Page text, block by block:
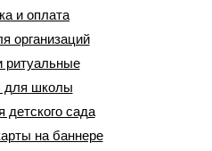
и оплата
организаций
ритуальные
для школы
сада
на баннере